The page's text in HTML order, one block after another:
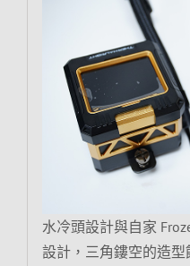
水冷頭設計與自家
設計，三角鏤空的造